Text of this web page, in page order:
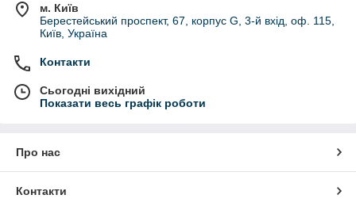
м. Київ
Берестейський проспект, 67, корпус G, 3-й вхід, оф. 115,
Київ, Україна
Контакти
Сьогодні вихідний
Показати весь графік роботи
Про нас
Контакти